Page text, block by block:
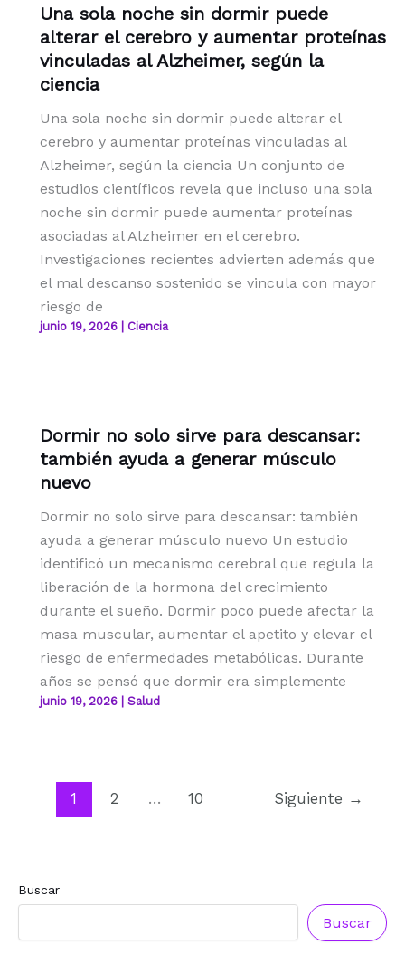
Una sola noche sin dormir puede
alterar el cerebro y aumentar proteínas
vinculadas al Alzheimer, según la
ciencia
Una sola noche sin dormir puede alterar el
cerebro y aumentar proteínas vinculadas al
Alzheimer, según la ciencia Un conjunto de
estudios científicos revela que incluso una sola
noche sin dormir puede aumentar proteínas
asociadas al Alzheimer en el cerebro.
Investigaciones recientes advierten además que
el mal descanso sostenido se vincula con mayor
riesgo de
junio 19, 2026 Ciencia
Dormir no solo sirve para descansar:
también ayuda a generar músculo
nuevo
Dormir no solo sirve para descansar: también
ayuda a generar músculo nuevo Un estudio
identificó un mecanismo cerebral que regula la
liberación de la hormona del crecimiento
durante el sueño. Dormir poco puede afectar la
masa muscular, aumentar el apetito y elevar el
riesgo de enfermedades metabólicas. Durante
años se pensó que dormir era simplemente
junio 19, 2026 Salud
1 2 … 10 Siguiente →
Buscar
Buscar